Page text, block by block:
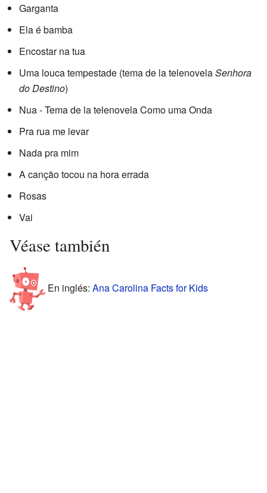
Garganta
Ela é bamba
Encostar na tua
Uma louca tempestade (tema de la telenovelaSenhora
do Destino)
Nua - Tema de la telenovela Como uma Onda
Pra rua me levar
Nada pra mim
A canção tocou na hora errada
Rosas
Vai
Véase también
En inglés: Ana Carolina Facts for Kids